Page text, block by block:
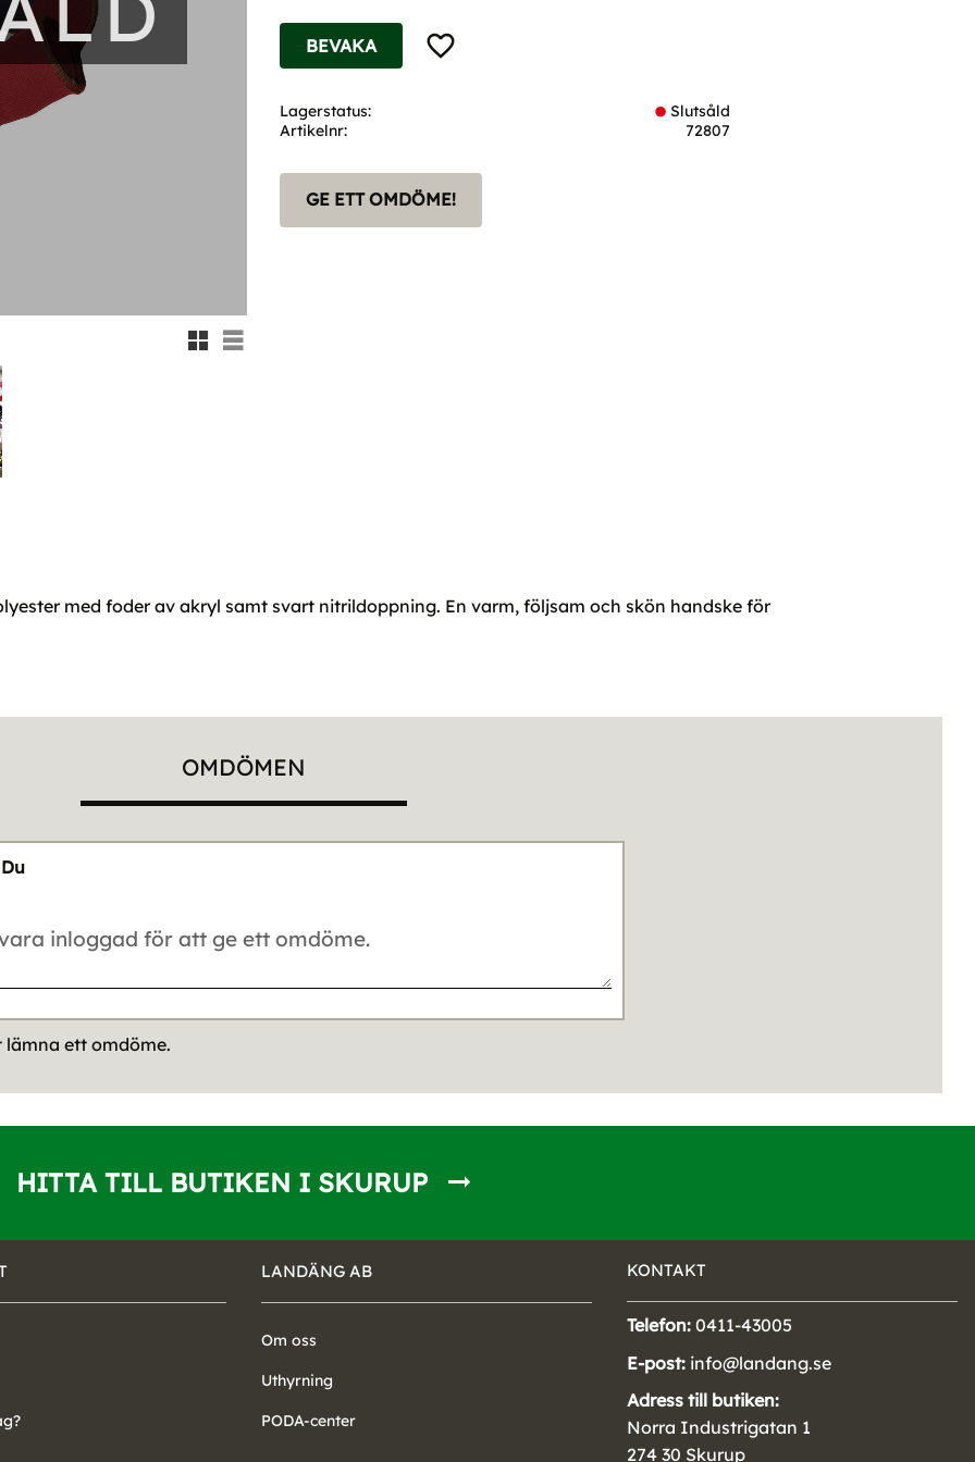
Rutnätsvy
Listvy
Lägg till i favoriter
BEVAKA
Lagerstatus
Slutsåld
Artikelnr
72807
GE ETT OMDÖME!
med foder av akryl samt svart nitrildoppning. En varm, följsam och skön handske för
OMDÖMEN
Du
ett omdöme.
HITTA TILL BUTIKEN I SKURUP
LANDÄNG AB
Om oss
Uthyrning
PODA-center
KONTAKT
Telefon: 0411-43005
E-post: info@landang.se
Adress till butiken:
Norra Industrigatan 1
274 30 Skurup